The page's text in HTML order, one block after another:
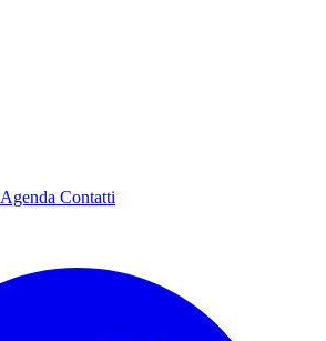
Agenda Contatti